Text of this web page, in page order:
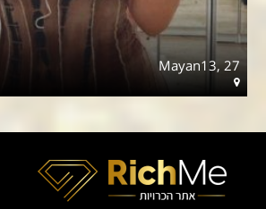
Mayan13, 27